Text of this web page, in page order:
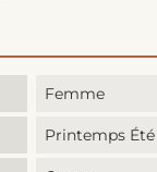
Femme
Printemps Été